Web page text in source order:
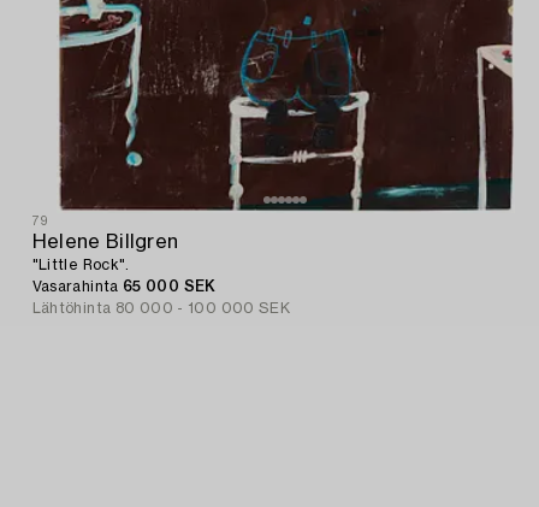
79
Helene Billgren
"Little Rock".
Vasarahinta 65 000 SEK
Lähtöhinta 80 000 - 100 000 SEK